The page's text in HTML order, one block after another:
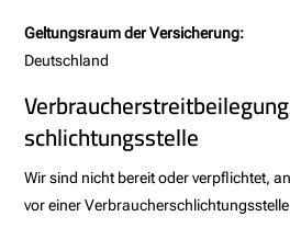
Geltungsraum der Versicherung:
Deutschland
schlichtungs­stelle
Wir sind nicht bereit oder verpflichtet,
vor einer